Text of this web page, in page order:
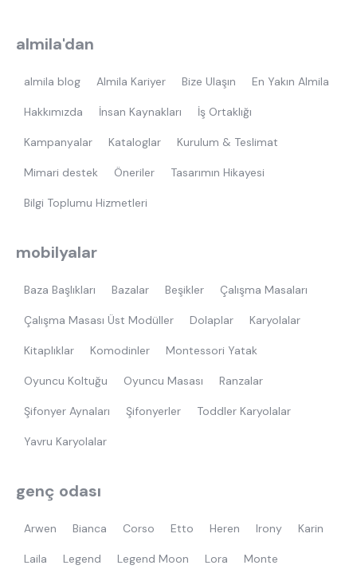
almila'dan
almila blog Almila Kariyer Bize Ulaşın En Yakın Almila
Hakkımızda İnsan Kaynakları İş Ortaklığı
Kampanyalar Kataloglar Kurulum & Teslimat
Mimari destek Öneriler Tasarımın Hikayesi
Bilgi Toplumu Hizmetleri
mobilyalar
Baza Başlıkları Bazalar Beşikler Çalışma Masaları
Çalışma Masası Üst Modüller Dolaplar Karyolalar
Kitaplıklar Komodinler Montessori Yatak
Oyuncu Koltuğu Oyuncu Masası Ranzalar
Şifonyer Aynaları Şifonyerler Toddler Karyolalar
Yavru Karyolalar
genç odası
Arwen Bianca Corso Etto Heren Irony Karin
Laila Legend Legend Moon Lora Monte